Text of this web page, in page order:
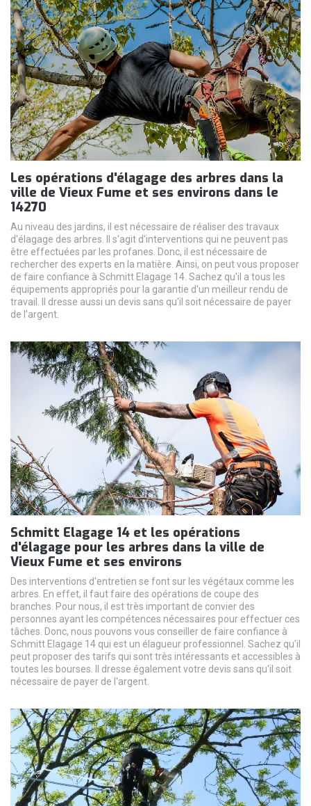
Les opérations d'élagage des arbres dans la
ville de Vieux Fume et ses environs dans le
14270
Au niveau des jardins, il est nécessaire de réaliser des travaux
d'élagage des arbres. Il s'agit d'interventions qui ne peuvent pas
être effectuées par les profanes. Donc, il est nécessaire de
rechercher des experts en la matière. Ainsi, on peut vous proposer
de faire confiance à Schmitt Elagage 14. Sachez qu'il a tous les
équipements appropriés pour la garantie d'un meilleur rendu de
travail. Il dresse aussi un devis sans qu'il soit nécessaire de payer
de l'argent.
Schmitt Elagage 14 et les opérations
d'élagage pour les arbres dans la ville de
Vieux Fume et ses environs
Des interventions d'entretien se font sur les végétaux comme les
arbres. En effet, il faut faire des opérations de coupe des
branches. Pour nous, il est très important de convier des
personnes ayant les compétences nécessaires pour effectuer ces
tâches. Donc, nous pouvons vous conseiller de faire confiance à
Schmitt Elagage 14 qui est un élagueur professionnel. Sachez qu'il
peut proposer des tarifs qui sont très intéressants et accessibles à
toutes les bourses. Il dresse également votre devis sans qu'il soit
nécessaire de payer de l'argent.